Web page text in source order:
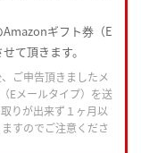
ギフト券（E
て頂きます。
ご申告頂きましたメ
Eメールタイプ）を送
りが出来ず１ヶ月以
すのでご注意くださ